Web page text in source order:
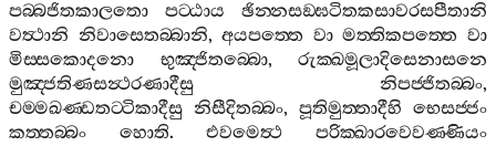
පබ‍්බජිතකාලතො
පට‍්ඨාය
ඡින‍්නසඞ‍්ඝටිතකසාවරසපීතානි
වත්‍ථානි නිවාසෙතබ‍්බානි,අයපත‍්තෙ වා මත‍්තිකපත‍්තෙ වා
මිස‍්සකොදනො
භුඤ‍්ජිතබ‍්බො, රුක‍්ඛමූලාදිසෙනාසනෙ
මුඤ‍්ජතිණසන්‍ථරණාදීසු
නිපජ‍්ජිතබ‍්බං,
චම‍්මඛණ‍්ඩතට‍්ටිකාදීසු නිසීදිතබ‍්බං, පූතිමුත‍්තාදීහි භෙසජ‍්ජං
කත‍්තබ‍්බං
හොති.එවමෙත්‍ථ
පරික‍්ඛාරවෙවණ‍්ණියං